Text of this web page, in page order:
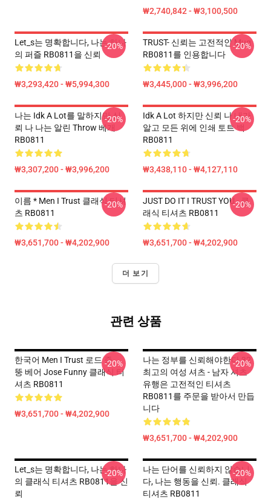
₩2,740,842 - ₩3,100,500
Let_s는 명확합니다, 나는 하나
의 퍼즐 RB0811을 신뢰
₩3,293,420 - ₩5,994,300
-20%
TRUST- 신뢰는 고전적인 Mug
RB0811를 인용합니다
₩3,445,000 - ₩3,996,200
-20%
나는 Idk A Lot를 말하지만 신
뢰 나 나는 알린 Throw 베개
RB0811
₩3,307,200 - ₩3,996,200
-20%
Idk A Lot 하지만 신뢰 나 내가
알고 모든 위에 인쇄 토트 백
RB0811
₩3,438,110 - ₩4,127,110
-20%
이름 * Men I Trust 클래식 티셔
츠 RB0811
₩3,651,700 - ₩4,202,900
-20%
JUST DO IT I TRUST YOU - 클
래식 티셔츠 RB0811
₩3,651,700 - ₩4,202,900
-20%
더 보기
관련 상품
한국어 Men I Trust 로드 중 ...
뚱 베어 Jose Funny 클래식 티
셔츠 RB0811
₩3,651,700 - ₩4,202,900
-20%
나는 정부를 신뢰해야한다 32
최고의 여성 셔츠 - 남자 셔츠
유행은 고전적인 티셔츠
RB0811를 주문을 받아서 만듭
니다
₩3,651,700 - ₩4,202,900
-20%
Let_s는 명확합니다, 나는 하나
의 클래식 티셔츠 RB0811을 신
뢰
-20%
나는 단어를 신뢰하지 않습니
다, 나는 행동을 신뢰. 클래식
티셔츠 RB0811
-20%